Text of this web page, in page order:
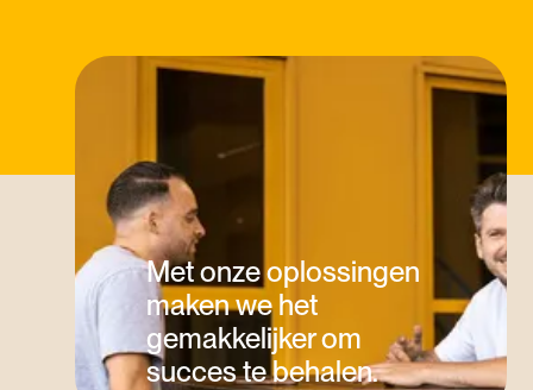
Met onze oplossingen
maken we het
gemakkelijker om
succes te behalen.